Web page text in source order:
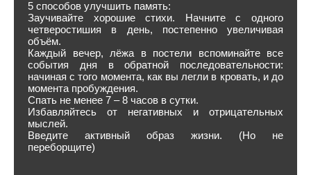
5 способов улучшить память:
Заучивайте хорошие стихи. Начните с одного
четверостишия в день, постепенно увеличивая
объём.
Каждый вечер, лёжа в постели вспоминайте все
события дня в обратной последовательности:
начиная с того момента, как вы легли в кровать, и до
момента пробуждения.
Спать не менее 7 – 8 часов в сутки.
Избавляйтесь от негативных и отрицательных
мыслей.
Введите активный образ жизни. (Но не
переборщите)